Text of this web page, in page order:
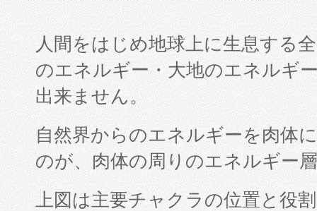
人間をはじめ地球上に生息する
のエネルギー・大地のエネルギ
出来ません。
自然界からのエネルギーを肉体
のが、肉体の周りのエネルギー
上図は主要チャクラの位置と役